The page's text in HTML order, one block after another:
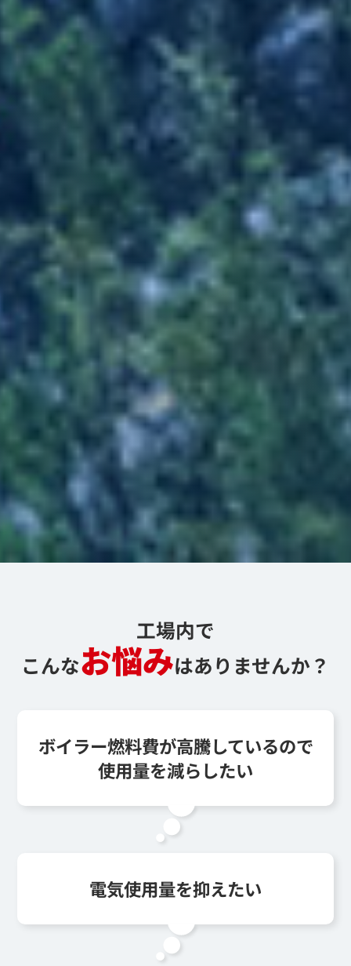
工場内で
こんなお悩みはありませんか？
ボイラー燃料費が高騰しているので
使用量を減らしたい
電気使用量を抑えたい